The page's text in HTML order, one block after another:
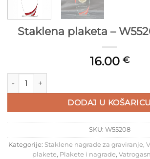
Staklena plaketa –
16.00 €
Staklena plaketa - W55208 crvena količina
DODAJ U KOŠARICU
SKU: W55208
Kategorije: Staklene nagrade za graviranje,
plakete, Plakete i nagrade,